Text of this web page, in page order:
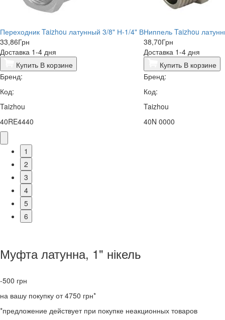
Переходник Taizhou латунный 3/8" Н-1/4" В
33,86Грн
Доставка 1-4 дня
Купить В корзине
Бренд:
Код:
Taizhou
40RE4440
Ниппель Taizhou
38,70Грн
Доставка 1-4 дня
Купить В корзине
Бренд:
Код:
Taizhou
40N 0000
1
2
3
4
5
6
Муфта латунна, 1" нікель
-500 грн
на вашу покупку от 4750 грн*
*предложение действует при покупке неакционных товаров